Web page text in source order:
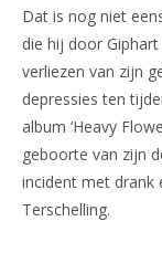
Dat is nog niet
die hij door
verliezen van zijn
depressies ten
album ‘Heavy
geboorte van zijn
incident met drank
Terschelling.